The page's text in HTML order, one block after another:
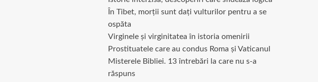
În Tibet, morții sunt dați vulturilor pentru a se
ospăta
Virginele şi virginitatea în istoria omenirii
Prostituatele care au condus Roma și Vaticanul
Misterele Bibliei. 13 întrebări la care nu s-a
răspuns